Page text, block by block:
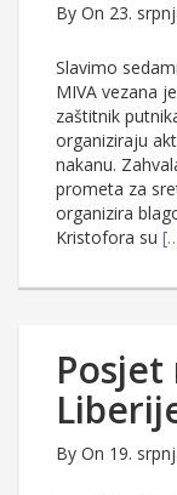
By On 23.
Slavimo
MIVA vezana
zaštitnik
organiziraju
nakanu.
prometa za
organizira
Kristofora su
By On 19.